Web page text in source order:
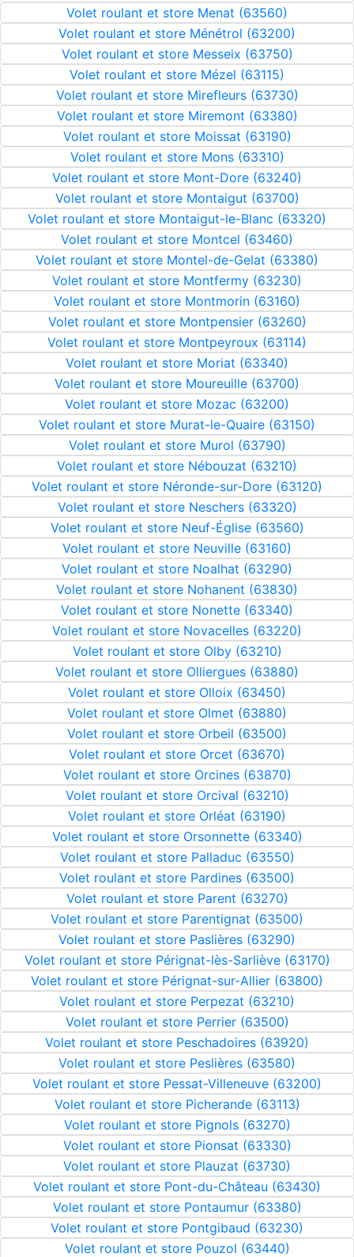
Volet roulant et store Menat (63560)
Volet roulant et store Ménétrol (63200)
Volet roulant et store Messeix (63750)
Volet roulant et store Mézel (63115)
Volet roulant et store Mirefleurs (63730)
Volet roulant et store Miremont (63380)
Volet roulant et store Moissat (63190)
Volet roulant et store Mons (63310)
Volet roulant et store Mont-Dore (63240)
Volet roulant et store Montaigut (63700)
Volet roulant et store Montaigut-le-Blanc (63320)
Volet roulant et store Montcel (63460)
Volet roulant et store Montel-de-Gelat (63380)
Volet roulant et store Montfermy (63230)
Volet roulant et store Montmorin (63160)
Volet roulant et store Montpensier (63260)
Volet roulant et store Montpeyroux (63114)
Volet roulant et store Moriat (63340)
Volet roulant et store Moureuille (63700)
Volet roulant et store Mozac (63200)
Volet roulant et store Murat-le-Quaire (63150)
Volet roulant et store Murol (63790)
Volet roulant et store Nébouzat (63210)
Volet roulant et store Néronde-sur-Dore (63120)
Volet roulant et store Neschers (63320)
Volet roulant et store Neuf-Église (63560)
Volet roulant et store Neuville (63160)
Volet roulant et store Noalhat (63290)
Volet roulant et store Nohanent (63830)
Volet roulant et store Nonette (63340)
Volet roulant et store Novacelles (63220)
Volet roulant et store Olby (63210)
Volet roulant et store Olliergues (63880)
Volet roulant et store Olloix (63450)
Volet roulant et store Olmet (63880)
Volet roulant et store Orbeil (63500)
Volet roulant et store Orcet (63670)
Volet roulant et store Orcines (63870)
Volet roulant et store Orcival (63210)
Volet roulant et store Orléat (63190)
Volet roulant et store Orsonnette (63340)
Volet roulant et store Palladuc (63550)
Volet roulant et store Pardines (63500)
Volet roulant et store Parent (63270)
Volet roulant et store Parentignat (63500)
Volet roulant et store Paslières (63290)
Volet roulant et store Pérignat-lès-Sarliève (63170)
Volet roulant et store Pérignat-sur-Allier (63800)
Volet roulant et store Perpezat (63210)
Volet roulant et store Perrier (63500)
Volet roulant et store Peschadoires (63920)
Volet roulant et store Peslières (63580)
Volet roulant et store Pessat-Villeneuve (63200)
Volet roulant et store Picherande (63113)
Volet roulant et store Pignols (63270)
Volet roulant et store Pionsat (63330)
Volet roulant et store Plauzat (63730)
Volet roulant et store Pont-du-Château (63430)
Volet roulant et store Pontaumur (63380)
Volet roulant et store Pontgibaud (63230)
Volet roulant et store Pouzol (63440)